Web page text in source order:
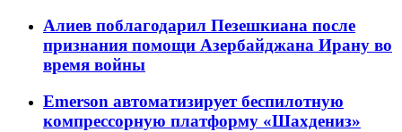
Алиев поблагодарил Пезешкиана после
признания помощи Азербайджана Ирану во
время войны
Emerson автоматизирует беспилотную
компрессорную платформу «Шахдениз»